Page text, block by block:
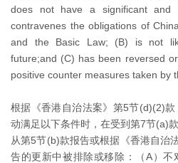
does not have a significant and
contravenes the obligations of
and the Basic Law; (B) is not
future;and (C) has been reversed
positive counter measures taken by
根据《香港自治法案》第5节(d)(2)
动满足以下条件时，在受到第7节(a)
从第5节(b)款报告或根据《香港自治
告的更新中被排除或移除：（A）